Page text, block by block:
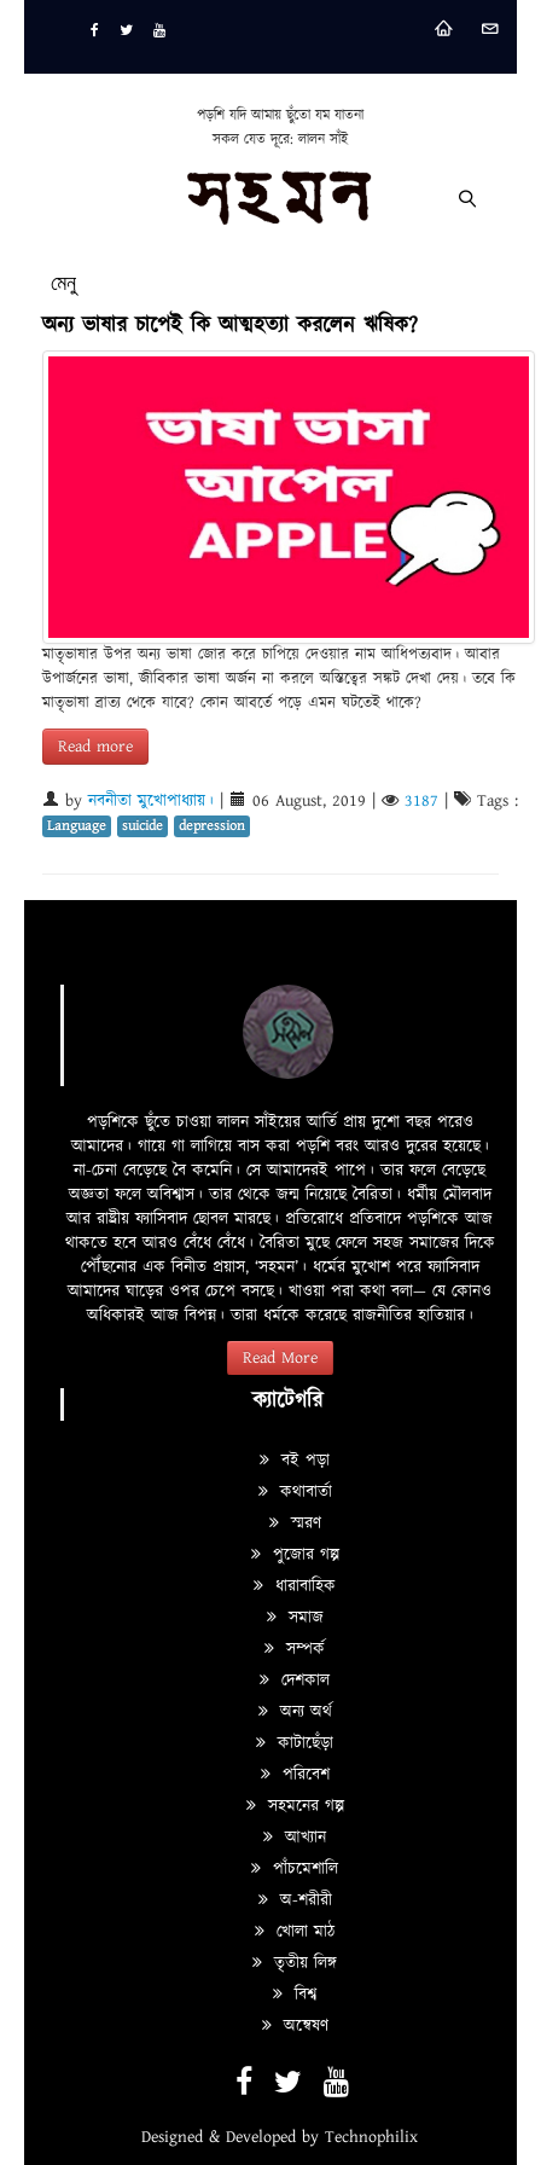
পড়শি যদি আমায় ছুঁতো যম যাতনা
সকল যেত দূরে: লালন সাঁই
মেনু
অন্য ভাষার চাপেই কি আত্মহত্যা করলেন ঋষিক?
মাতৃভাষার উপর অন্য ভাষা জোর করে চাপিয়ে দেওয়ার নাম আধিপত্যবাদ। আবার
উপার্জনের ভাষা, জীবিকার ভাষা অর্জন না করলে অস্তিত্বের সঙ্কট দেখা দেয়। তবে কি
মাতৃভাষা ব্রাত্য থেকে যাবে? কোন আবর্তে পড়ে এমন ঘটতেই থাকে?
Read more
byনবনীতা মুখোপাধ্যায়। 06 August, 2019 3187 Tags :
Language suicide depression
পড়শিকে ছুঁতে চাওয়া লালন সাঁইয়ের আর্তি প্রায় দুশো বছর পরেও
আমাদের। গায়ে গা লাগিয়ে বাস করা পড়শি বরং আরও দুরের হয়েছে।
না-চেনা বেড়েছে বৈ কমেনি। সে আমাদেরই পাপে। তার ফলে বেড়েছে
অজ্ঞতা ফলে অবিশ্বাস। তার থেকে জন্ম নিয়েছে বৈরিতা। ধর্মীয় মৌলবাদ
আর রাষ্ট্রীয় ফ্যাসিবাদ ছোবল মারছে। প্রতিরোধে প্রতিবাদে পড়শিকে আজ
থাকতে হবে আরও বেঁধে বেঁধে। বৈরিতা মুছে ফেলে সহজ সমাজের দিকে
পৌঁছনোর এক বিনীত প্রয়াস, ‘সহমন’। ধর্মের মুখোশ পরে ফ্যাসিবাদ
আমাদের ঘাড়ের ওপর চেপে বসছে। খাওয়া পরা কথা বলা—­­ যে কোনও
অধিকারই আজ বিপন্ন। তারা ধর্মকে করেছে রাজনীতির হাতিয়ার।
Read More
ক্যাটেগরি
বই পড়া
কথাবার্তা
স্মরণ
পুজোর গল্প
ধারাবাহিক
সমাজ
সম্পর্ক
দেশকাল
অন্য অর্থ
কাটাছেঁড়া
পরিবেশ
সহমনের গল্প
আখ্যান
পাঁচমেশালি
অ-শরীরী
খোলা মাঠ
তৃতীয় লিঙ্গ
বিশ্ব
অন্বেষণ
Designed & Developed by Technophilix